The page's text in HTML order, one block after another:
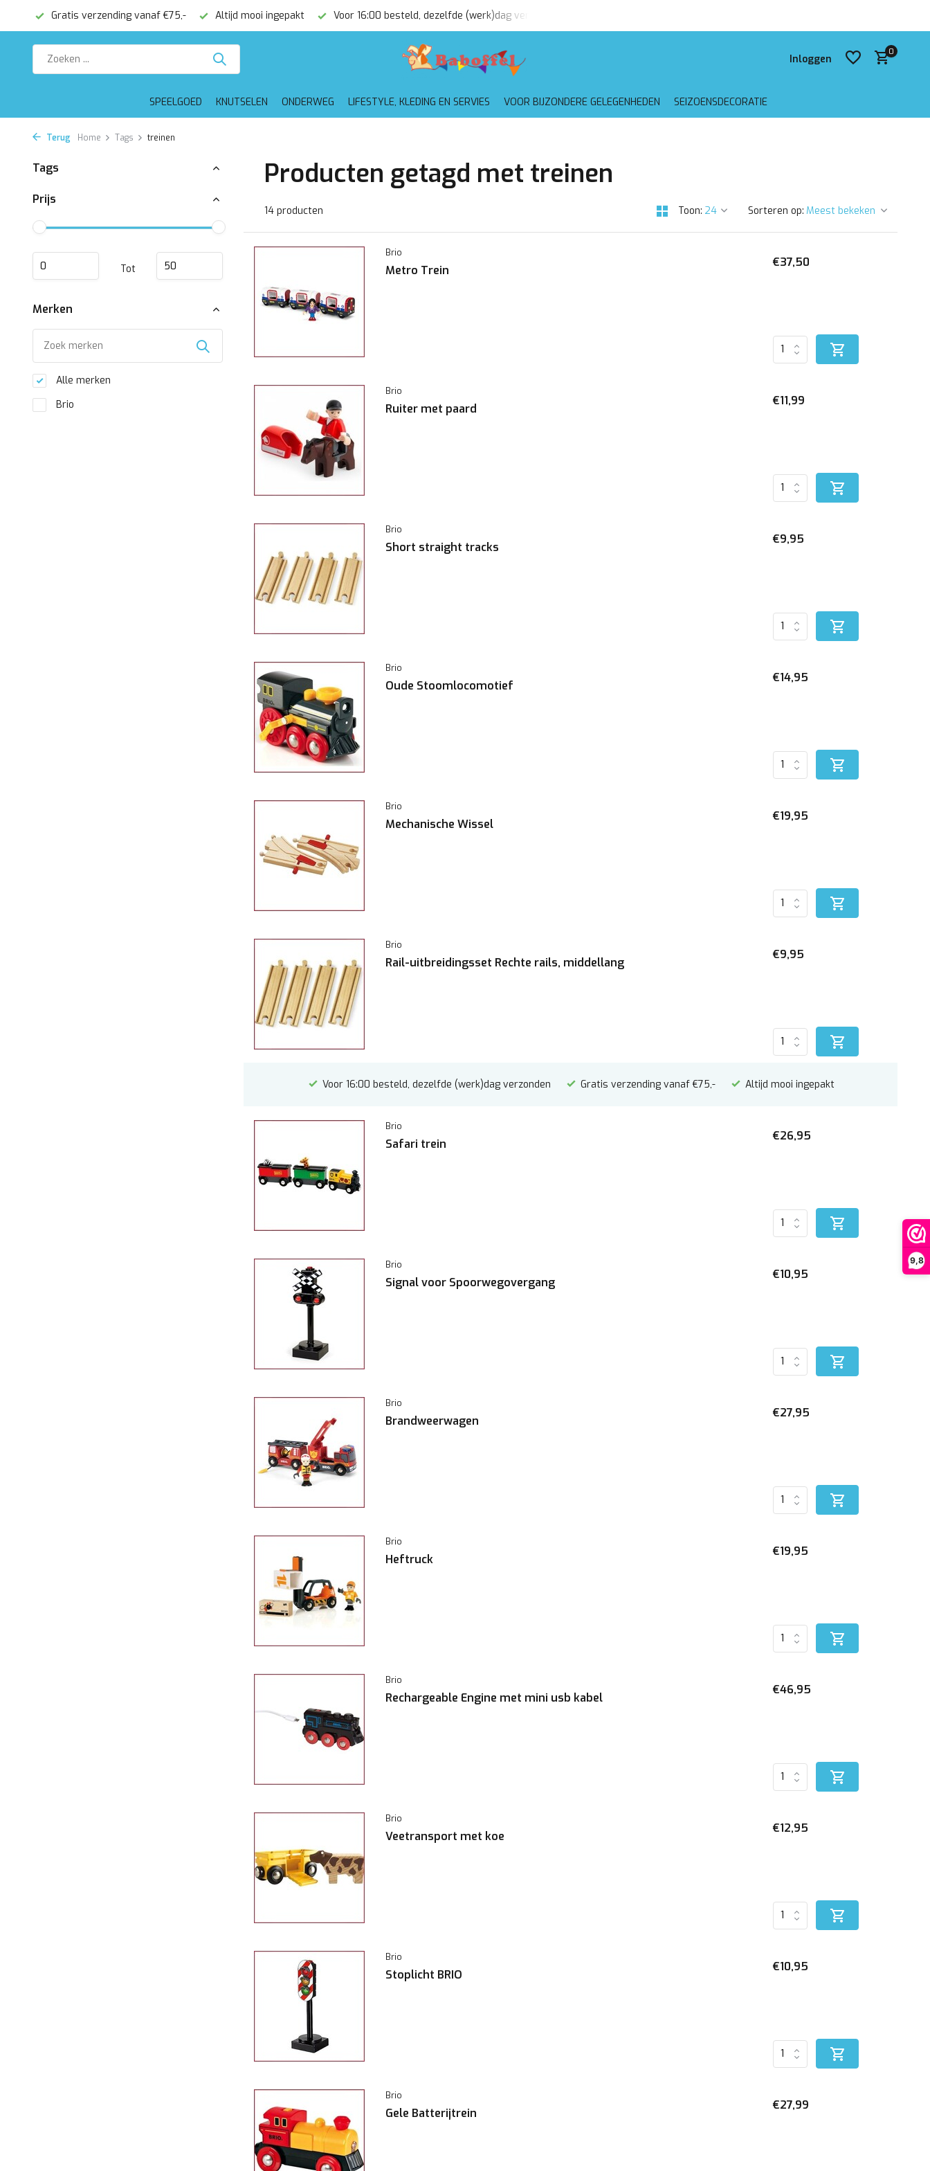
9,8
Gratis verzending vanaf €75,- Altijd mooi ingepakt Voor 16:00 besteld, dezelfde (werk)dag verzonden
Inloggen
0
SPEELGOED KNUTSELEN ONDERWEG LIFESTYLE, KLEDING EN SERVIES VOOR BIJZONDERE GELEGENHEDEN SEIZOENSDECORATIE
Terug Home Tags treinen
Tags
Prijs
Tot
Merken
Alle merken
Brio
Producten getagd met treinen
14 producten Toon: Sorteren op:
Brio
Metro Trein
€37,50
Brio
Ruiter met paard
€11,99
Brio
Short straight tracks
€9,95
Brio
Oude Stoomlocomotief
€14,95
Brio
Mechanische Wissel
€19,95
Brio
Rail-uitbreidingsset Rechte rails, middellang
€9,95
Voor 16:00 besteld, dezelfde (werk)dag verzonden Gratis verzending vanaf €75,- Altijd mooi ingepakt
Brio
Safari trein
€26,95
Brio
Signal voor Spoorwegovergang
€10,95
Brio
Brandweerwagen
€27,95
Brio
Heftruck
€19,95
Brio
Rechargeable Engine met mini usb kabel
€46,95
Brio
Veetransport met koe
€12,95
Brio
Stoplicht BRIO
€10,95
Brio
Gele Batterijtrein
€27,99